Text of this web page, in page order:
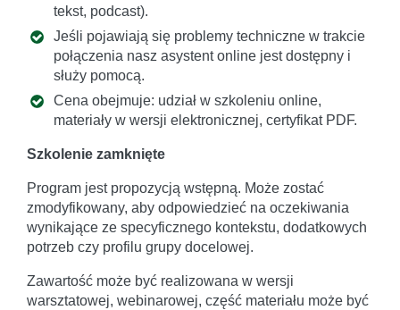
tekst, podcast).
Jeśli pojawiają się problemy techniczne w trakcie
połączenia nasz asystent online jest dostępny i
służy pomocą.
Cena obejmuje: udział w szkoleniu online,
materiały w wersji elektronicznej, certyfikat PDF.
Szkolenie zamknięte
Program jest propozycją wstępną. Może zostać
zmodyfikowany, aby odpowiedzieć na oczekiwania
wynikające ze specyficznego kontekstu, dodatkowych
potrzeb czy profilu grupy docelowej.
Zawartość może być realizowana w wersji
warsztatowej, webinarowej, część materiału może być